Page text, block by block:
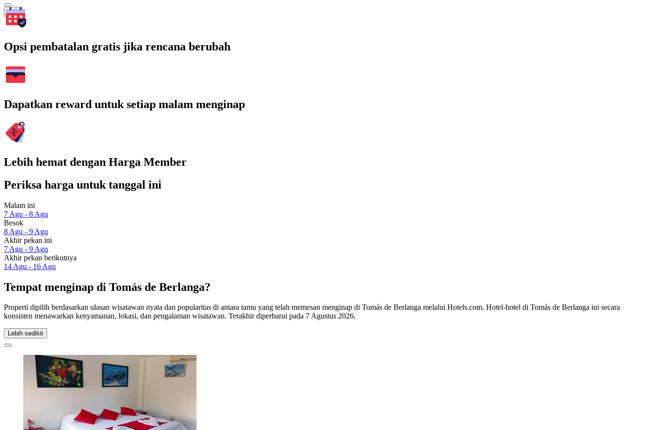
Cari
Opsi pembatalan gratis jika rencana berubah
Dapatkan reward untuk setiap malam menginap
Lebih hemat dengan Harga Member
Periksa harga untuk tanggal ini
Malam ini
7 Agu - 8 Agu
Besok
8 Agu - 9 Agu
Akhir pekan ini
7 Agu - 9 Agu
Akhir pekan berikutnya
14 Agu - 16 Agu
Tempat menginap di Tomás de Berlanga?
Properti dipilih berdasarkan ulasan wisatawan nyata dan popularitas di antara tamu yang telah memesan menginap di Tomás de Berlanga melalui Hotels.com. Hotel-hotel di Tomás de Berlanga ini secara
konsisten menawarkan kenyamanan, lokasi, dan pengalaman wisatawan. Terakhir diperbarui pada 7 Agustus 2026.
Lebih sedikit